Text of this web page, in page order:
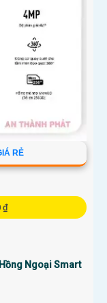
RẺ
₫
Ngoại Smart